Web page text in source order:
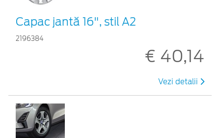
Capac jantă 16", stil A2
2196384
€ 40,14
Vezi detalii